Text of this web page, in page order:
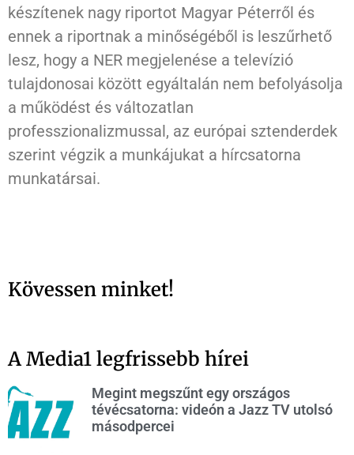
készítenek nagy riportot Magyar Péterről és
ennek a riportnak a minőségéből is leszűrhető
lesz, hogy a NER megjelenése a televízió
tulajdonosai között egyáltalán nem befolyásolja
a működést és változatlan
professzionalizmussal, az európai sztenderdek
szerint végzik a munkájukat a hírcsatorna
munkatársai.
Kövessen minket!
A Media1 legfrissebb hírei
Megint megszűnt egy országos
tévécsatorna: videón a Jazz TV utolsó
másodpercei